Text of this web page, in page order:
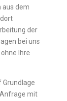
aus dem
der
bei uns
Ihre
Grundlage
Anfrage mit